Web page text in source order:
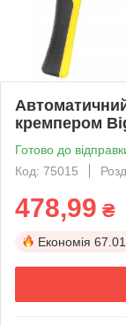
Автоматичний
кремпером
Готово до
Код: 75015
478,99 ₴
Економія